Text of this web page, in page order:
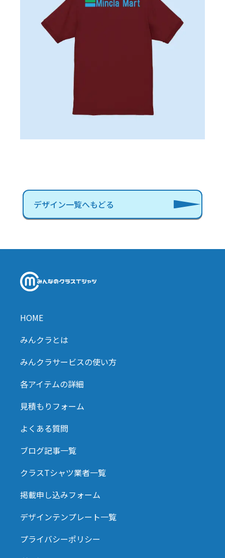
デザイン一覧へもどる
HOME
みんクラとは
みんクラサービスの使い方
各アイテムの詳細
見積もりフォーム
よくある質問
ブログ記事一覧
クラスTシャツ業者一覧
掲載申し込みフォーム
デザインテンプレート一覧
プライバシーポリシー